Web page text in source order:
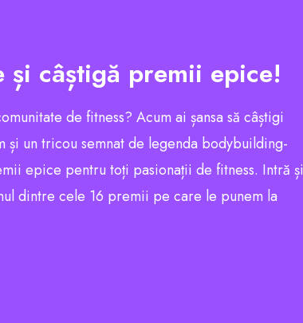
și câștigă premii epice!
de fitness? Acum ai șansa să câștigi
un tricou semnat de legenda bodybuilding-
epice pentru toți pasionații de fitness. Intră și
dintre cele 16 premii pe care le punem la